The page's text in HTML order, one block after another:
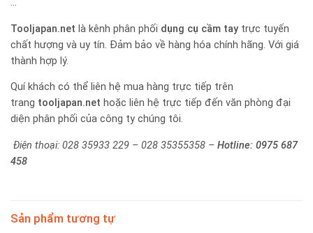
…
Tooljapan.net là kênh phân phối dụng cụ cầm tay trực tuyến
chất hượng và uy tín. Đảm bảo về hàng hóa chính hãng. Với giá
thành hợp lý.
Quí khách có thể liên hệ mua hàng trực tiếp trên
trang tooljapan.net hoặc liên hệ trực tiếp đến văn phòng đại
diện phân phối của công ty chúng tôi.
Điện thoại: 028 35933 229 – 028 35355358 – Hotline: 0975 687
458
Sản phẩm tương tự